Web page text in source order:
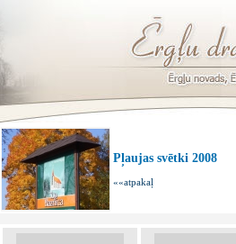
Pļaujas svētki 2008
««atpakaļ